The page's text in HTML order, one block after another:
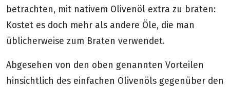
betrachten, mit nativem Olivenöl extra zu braten:
Kostet es doch mehr als andere Öle, die man
üblicherweise zum Braten verwendet.
Abgesehen von den oben genannten Vorteilen
hinsichtlich des einfachen Olivenöls gegenüber den